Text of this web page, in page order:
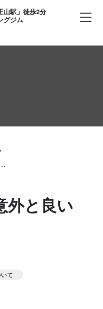
山駅」徒歩2分
グジム
外と良い
て